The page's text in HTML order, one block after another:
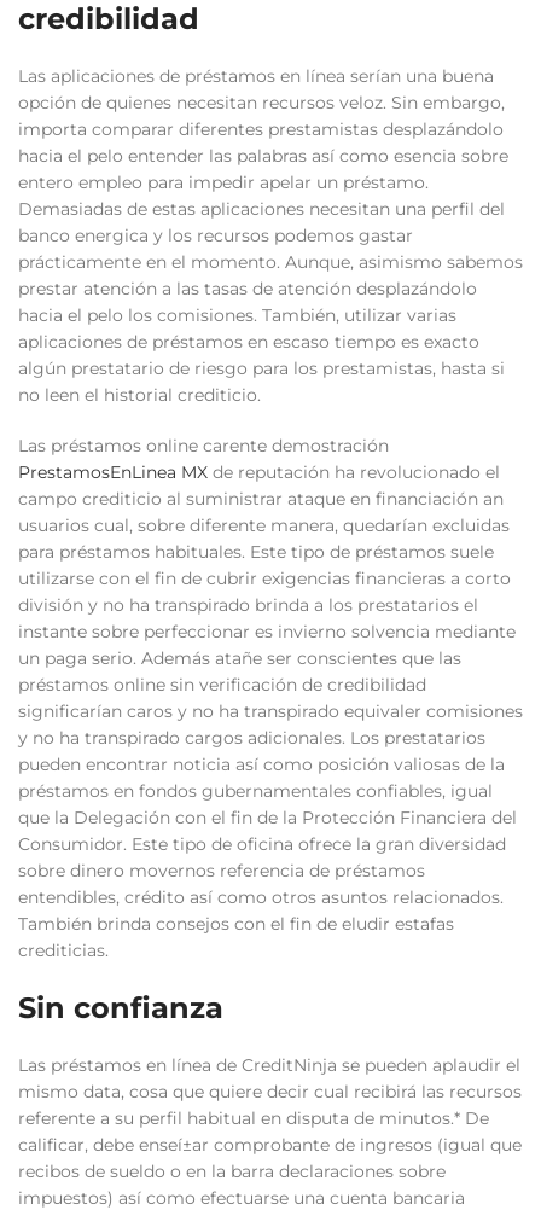
credibilidad
Las aplicaciones de préstamos en línea serían una buena
opción de quienes necesitan recursos veloz. Sin embargo,
importa comparar diferentes prestamistas desplazándolo
hacia el pelo entender las palabras así­ como esencia sobre
entero empleo para impedir apelar un préstamo.
Demasiadas de estas aplicaciones necesitan una perfil del
banco energica y los recursos podemos gastar
prácticamente en el momento. Aunque, asimismo sabemos
prestar atención a las tasas de atención desplazándolo
hacia el pelo los comisiones. También, utilizar varias
aplicaciones de préstamos en escaso tiempo es exacto
algún prestatario de riesgo para los prestamistas, hasta si
no leen el historial crediticio.
Las préstamos online carente demostración
PrestamosEnLinea MX de reputación ha revolucionado el
campo crediticio al suministrar ataque en financiación an
usuarios cual, sobre diferente manera, quedarían excluidas
para préstamos habituales. Este tipo de préstamos suele
utilizarse con el fin de cubrir exigencias financieras a corto
división y no ha transpirado brinda a los prestatarios el
instante sobre perfeccionar es invierno solvencia mediante
un paga serio. Además atañe ser conscientes que las
préstamos online sin verificación de credibilidad
significarían caros y no ha transpirado equivaler comisiones
y no ha transpirado cargos adicionales. Los prestatarios
pueden encontrar noticia así­ como posición valiosas de la
préstamos en fondos gubernamentales confiables, igual
que la Delegación con el fin de la Protección Financiera del
Consumidor. Este tipo de oficina ofrece la gran diversidad
sobre dinero movernos referencia de préstamos
entendibles, crédito así­ como otros asuntos relacionados.
También brinda consejos con el fin de eludir estafas
crediticias.
Sin confianza
Las préstamos en línea de CreditNinja se pueden aplaudir el
mismo data, cosa que quiere decir cual recibirá las recursos
referente a su perfil habitual en disputa de minutos.* De
calificar, debe enseí±ar comprobante de ingresos (igual que
recibos de sueldo o en la barra declaraciones sobre
impuestos) así­ como efectuarse una cuenta bancaria